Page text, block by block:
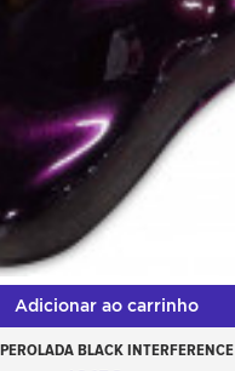
Adicionar ao carrinho
BLACK INTERFERENCE